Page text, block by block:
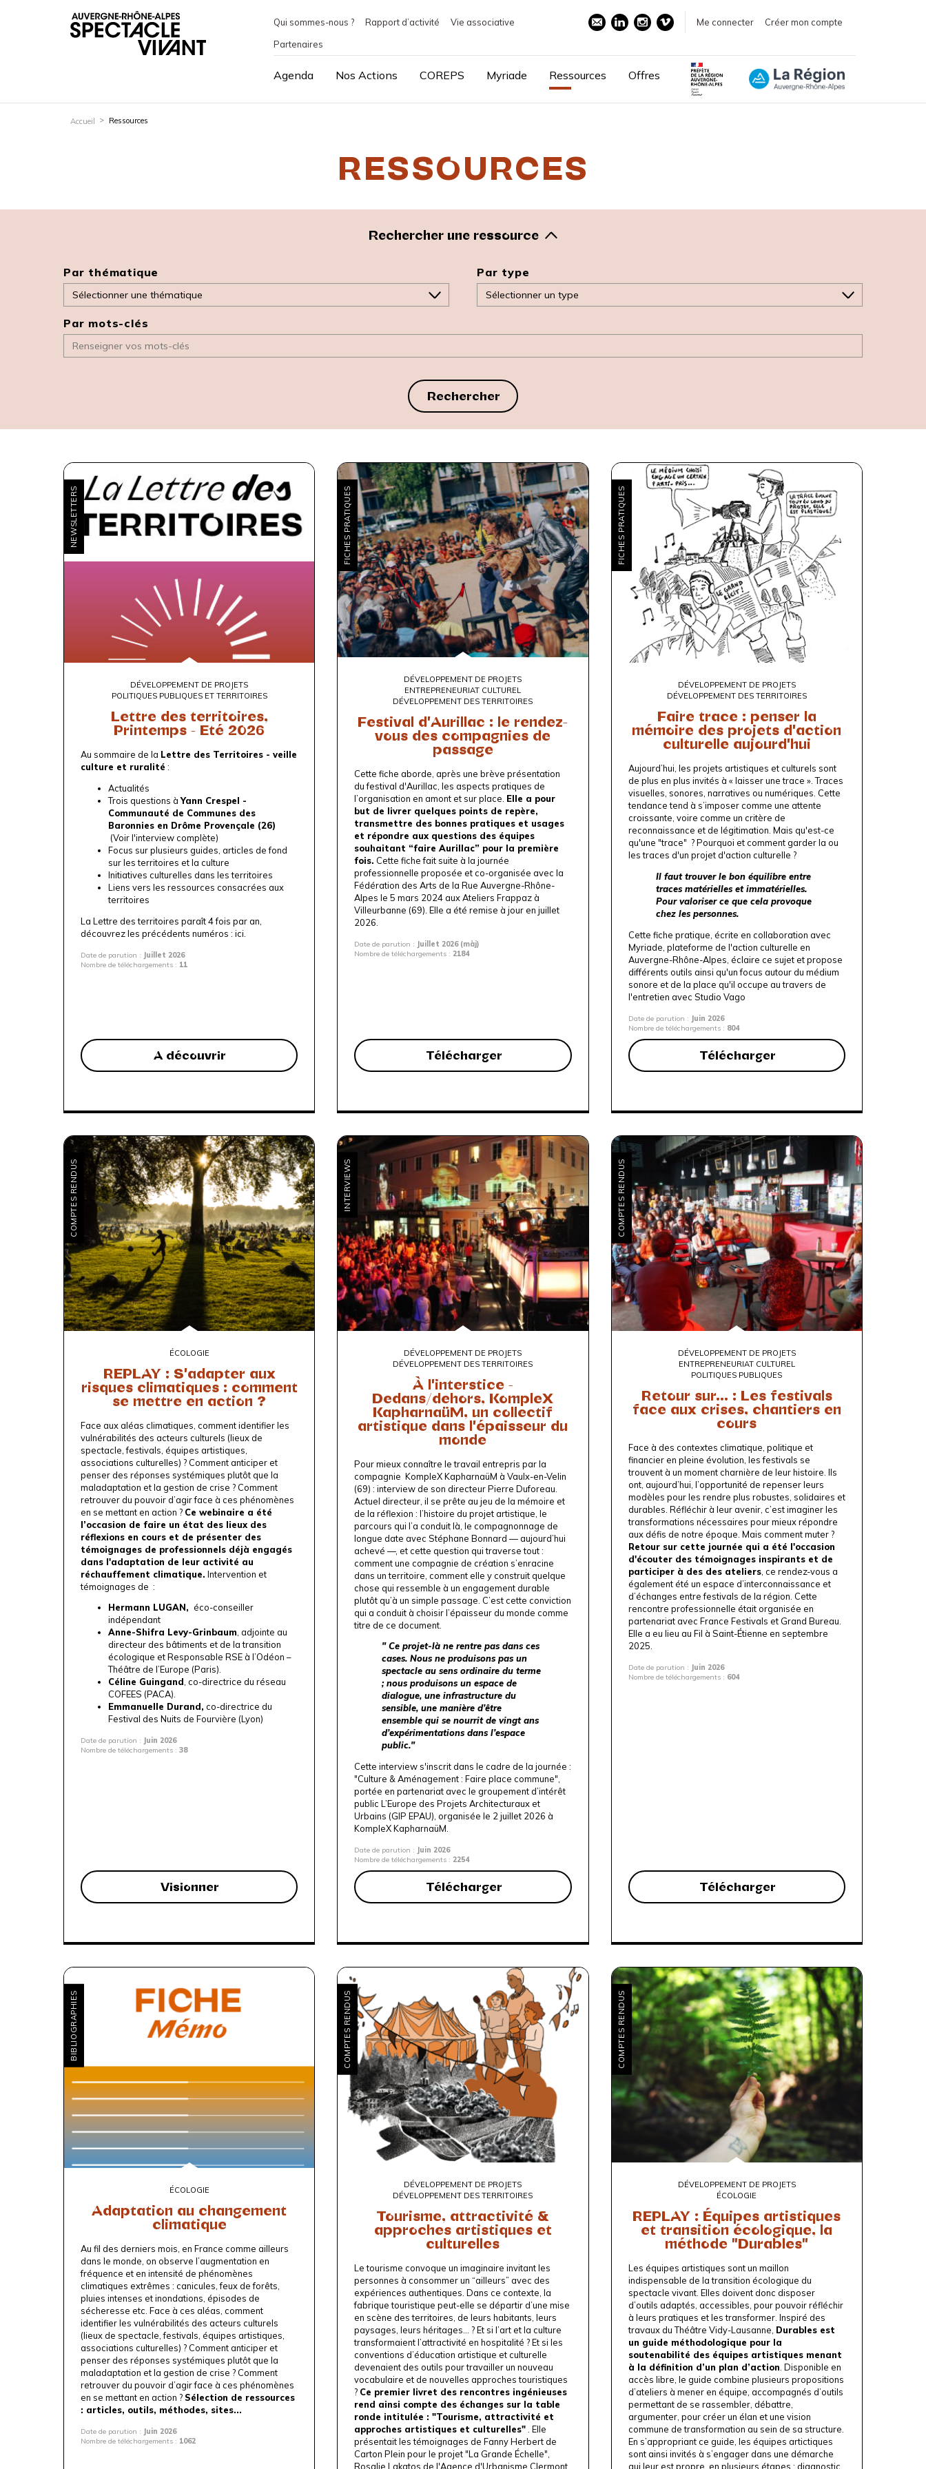
Qui sommes-nous ? Rapport d’activité
Vie associative
Partenaires
Me connecter Créer mon compte
Agenda Nos Actions COREPS Myriade Ressources Offres
Accueil Ressources
RESSOURCES
Rechercher une ressource
Par thématique Par type
Par mots-clés
Rechercher
NEWSLETTERS
DÉVELOPPEMENT DE PROJETS
POLITIQUES PUBLIQUES ET TERRITOIRES
Lettre des territoires,
Printemps - Eté 2026
Au sommaire de la Lettre des Territoires - veille
culture et ruralité :
Actualités
Trois questions àYann Crespel -
Communauté de Communes des
Baronnies en Drôme Provençale (26)
(Voir l'interview complète)
Focus sur plusieurs guides, articles de fond
sur les territoires et la culture
Initiatives culturelles dans les territoires
Liens vers les ressources consacrées aux
territoires
La Lettre des territoires paraît 4 fois par an,
découvrez les précédents numéros : ici
Date de parution : Juillet 2026
Nombre de téléchargements : 11
A découvrir
FICHES PRATIQUES
DÉVELOPPEMENT DE PROJETS
ENTREPRENEURIAT CULTUREL
DÉVELOPPEMENT DES TERRITOIRES
Festival d'Aurillac : le rendez-
vous des compagnies de
passage
Cette fiche aborde, après une brève présentation
du festival d'Aurillac, les aspects pratiques de
l’organisation en amont et sur place. Elle a pour
but de livrer quelques points de repère,
transmettre des bonnes pratiques et usages
et répondre aux questions des équipes
souhaitant “faire Aurillac” pour la première
fois. Cette fiche fait suite à la journée
professionnelle proposée et co-organisée avec la
Fédération des Arts de la Rue Auvergne-Rhône-
Alpes le 5 mars 2024 aux Ateliers Frappaz à
Villeurbanne (69). Elle a été remise à jour en juillet
2026.
Date de parution :
Juillet 2026 (màj)
Nombre de téléchargements : 2184
Télécharger
FICHES PRATIQUES
DÉVELOPPEMENT DE PROJETS
DÉVELOPPEMENT DES TERRITOIRES
Faire trace : penser la
mémoire des projets d'action
culturelle aujourd'hui
Aujourd’hui, les projets artistiques et culturels sont
de plus en plus invités à « laisser une trace ». Traces
visuelles, sonores, narratives ou numériques. Cette
tendance tend à s’imposer comme une attente
croissante, voire comme un critère de
reconnaissance et de légitimation. Mais qu'est-ce
qu'une "trace" ? Pourquoi et comment garder la ou
les traces d'un projet d'action culturelle ?
Il faut trouver le bon équilibre entre
traces matérielles et immatérielles.
Pour valoriser ce que cela provoque
chez les personnes.
Cette fiche pratique, écrite en collaboration avec
Myriade, plateforme de l'action culturelle en
Auvergne-Rhône-Alpes , éclaire ce sujet et propose
différents outils ainsi qu'un focus autour du médium
sonore et de la place qu'il occupe au travers de
l'entretien avec Studio Vago
Date de parution : Juin 2026
Nombre de téléchargements : 804
Télécharger
COMPTES RENDUS
ÉCOLOGIE
REPLAY : S'adapter aux
risques climatiques : comment
se mettre en action ?
Face aux aléas climatiques, comment identifier les
vulnérabilités des acteurs culturels (lieux de
spectacle, festivals, équipes artistiques,
associations culturelles) ? Comment anticiper et
penser des réponses systémiques plutôt que la
maladaptation et la gestion de crise ? Comment
retrouver du pouvoir d’agir face à ces phénomènes
en se mettant en action ? Ce webinaire a été
l’occasion de faire un état des lieux des
réflexions en cours et de présenter des
témoignages de professionnels déjà engagés
dans l'adaptation de leur activité au
réchauffement climatique. Intervention et
témoignages de :
Hermann LUGAN, éco-conseiller
indépendant
Anne-Shifra Levy-Grinbaum, adjointe au
directeur des bâtiments et de la transition
écologique et Responsable RSE à l’Odéon –
Théâtre de l’Europe (Paris).
Céline Guingand, co-directrice du réseau
COFEES (PACA).
Emmanuelle Durand, co-directrice du
Festival des Nuits de Fourvière (Lyon)
Date de parution :
Juin 2026
Nombre de téléchargements : 38
Visionner
INTERVIEWS
DÉVELOPPEMENT DE PROJETS
DÉVELOPPEMENT DES TERRITOIRES
À l'interstice -
Dedans/dehors, KompleX
KapharnaüM, un collectif
artistique dans l'épaisseur du
monde
Pour mieux connaître le travail entrepris par la
compagnie KompleX KapharnaüM à Vaulx-en-Velin
(69) : interview de son directeur Pierre Duforeau.
Actuel directeur, il se prête au jeu de la mémoire et
de la réflexion : l’histoire du projet artistique, le
parcours qui l’a conduit là, le compagnonnage de
longue date avec Stéphane Bonnard — aujourd’hui
achevé —, et cette question qui traverse tout :
comment une compagnie de création s’enracine
dans un territoire, comment elle y construit quelque
chose qui ressemble à un engagement durable
plutôt qu’à un simple passage. C’est cette conviction
qui a conduit à choisir l’épaisseur du monde comme
titre de ce document.
" Ce projet-là ne rentre pas dans ces
cases. Nous ne produisons pas un
spectacle au sens ordinaire du terme
; nous produisons un espace de
dialogue, une infrastructure du
sensible, une manière d’être
ensemble qui se nourrit de vingt ans
d’expérimentations dans l’espace
public."
Cette interview s'inscrit dans le cadre de la journée :
"Culture & Aménagement : Faire place commune",
portée en partenariat avec le groupement d’intérêt
public L’Europe des Projets Architecturaux et
Urbains (GIP EPAU), organisée le 2 juillet 2026 à
KompleX KapharnaüM.
Date de parution :
Juin 2026
Nombre de téléchargements : 2254
Télécharger
COMPTES RENDUS
DÉVELOPPEMENT DE PROJETS
ENTREPRENEURIAT CULTUREL
POLITIQUES PUBLIQUES
Retour sur... : Les festivals
face aux crises, chantiers en
cours
Face à des contextes climatique, politique et
financier en pleine évolution, les festivals se
trouvent à un moment charnière de leur histoire. Ils
ont, aujourd’hui, l’opportunité de repenser leurs
modèles pour les rendre plus robustes, solidaires et
durables. Réfléchir à leur avenir, c’est imaginer les
transformations nécessaires pour mieux répondre
aux défis de notre époque. Mais comment muter ?
Retour sur cette journée qui a été l'occasion
d'écouter des témoignages inspirants et de
participer à des des ateliers, ce rendez-vous a
également été un espace d’interconnaissance et
d’échanges entre festivals de la région. Cette
rencontre professionnelle était organisée en
partenariat avec France Festivals et Grand Bureau
Elle a eu lieu au Fil à Saint-Étienne en septembre
2025.
Date de parution : Juin 2026
Nombre de téléchargements : 604
Télécharger
BIBLIOGRAPHIES
ÉCOLOGIE
Adaptation au changement
climatique
Au fil des derniers mois, en France comme ailleurs
dans le monde, on observe l’augmentation en
fréquence et en intensité de phénomènes
climatiques extrêmes : canicules, feux de forêts,
pluies intenses et inondations, épisodes de
sécheresse etc. Face à ces aléas, comment
identifier les vulnérabilités des acteurs culturels
(lieux de spectacle, festivals, équipes artistiques,
associations culturelles) ? Comment anticiper et
penser des réponses systémiques plutôt que la
maladaptation et la gestion de crise ? Comment
retrouver du pouvoir d’agir face à ces phénomènes
en se mettant en action ? Sélection de ressources
: articles, outils, méthodes, sites...
Date de parution : Juin 2026
Nombre de téléchargements : 1062
COMPTES RENDUS
DÉVELOPPEMENT DE PROJETS
DÉVELOPPEMENT DES TERRITOIRES
Tourisme, attractivité &
approches artistiques et
culturelles
Le tourisme convoque un imaginaire invitant les
personnes à consommer un “ailleurs” avec des
expériences authentiques. Dans ce contexte, la
fabrique touristique peut-elle se départir d’une mise
en scène des territoires, de leurs habitants, leurs
paysages, leurs héritages… ? Et si l’art et la culture
transformaient l’attractivité en hospitalité ? Et si les
conventions d’éducation artistique et culturelle
devenaient des outils pour travailler un nouveau
vocabulaire et de nouvelles approches touristiques
? Ce premier livret des rencontres ingénieuses
rend ainsi compte des échanges sur la table
ronde intitulée : "Tourisme, attractivité et
approches artistiques et culturelles" . Elle
présentait les témoignages de Fanny Herbert de
Carton Plein pour le projet "La Grande Échelle",
Rosalie Lakatos de l'Agence d'Urbanisme Clermont
COMPTES RENDUS
DÉVELOPPEMENT DE PROJETS
ÉCOLOGIE
REPLAY : Équipes artistiques
et transition écologique, la
méthode "Durables"
Les équipes artistiques sont un maillon
indispensable de la transition écologique du
spectacle vivant. Elles doivent donc disposer
d’outils adaptés, accessibles, pour pouvoir réfléchir
à leurs pratiques et les transformer. Inspiré des
travaux duThéâtre Vidy-Lausanne Durables est
un guide méthodologique pour la
soutenabilité des équipes artistiques menant
à la définition d’un plan d’action . Disponible en
accès libre, le guide combine plusieurs propositions
d’ateliers à mener en équipe, accompagnés d’outils
permettant de se rassembler, débattre,
argumenter, pour créer un élan et une vision
commune de transformation au sein de sa structure.
En s’appropriant ce guide, les équipes artictiques
sont ainsi invités à s’engager dans une démarche
qui leur est propre, en plusieurs étapes : diagnostic